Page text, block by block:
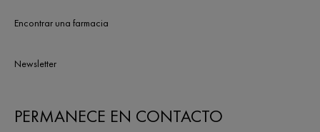
Encontrar una farmacia
Newsletter
PERMANECE EN CONTACTO